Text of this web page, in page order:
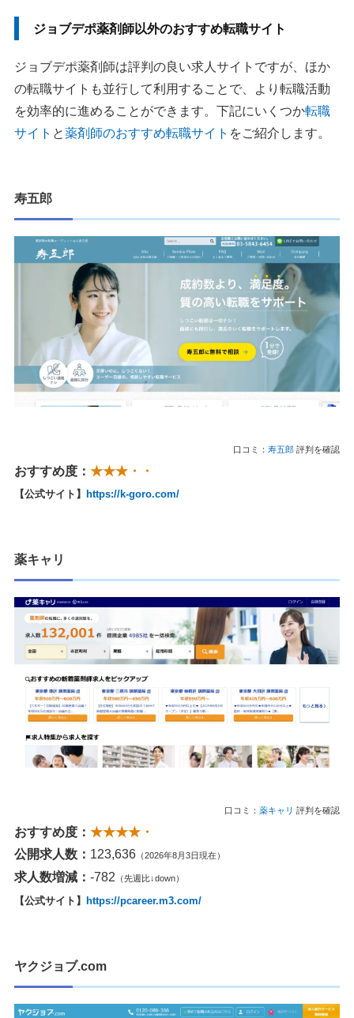
ジョブデポ薬剤師以外のおすすめ転職サイト
ジョブデポ薬剤師は評判の良い求人サイトですが、ほか
の転職サイトも並行して利用することで、より転職活動
を効率的に進めることができます。下記にいくつか転職
サイト と薬剤師のおすすめ転職サイト をご紹介します。
寿五郎
口コミ： 寿五郎 評判を確認
おすすめ度： ★★★・・
【公式サイト】 https://k-goro.com/
薬キャリ
口コミ： 薬キャリ 評判を確認
おすすめ度： ★★★★・
公開求人数： 123,636 （2026年8月3日現在）
求人数増減： -782 （先週比↓down）
【公式サイト】 https://pcareer.m3.com/
ヤクジョブ.com